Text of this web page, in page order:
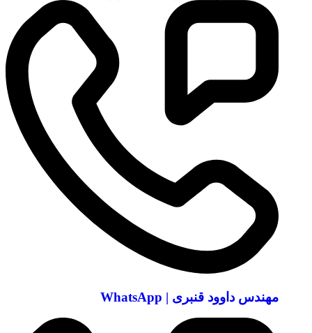
مهندس داوود قنبری | WhatsApp